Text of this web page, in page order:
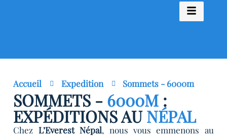
Accueil Expedition Sommets - 6000m
SOMMETS - 6000M :
EXPÉDITIONS AUNÉPAL
Chez L’Everest Népal, nous vous emmenons au